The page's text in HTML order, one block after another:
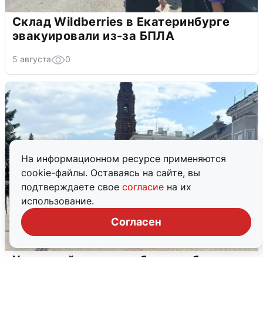
На информационном ресурсе применяются
cookie-файлы. Оставаясь на сайте, вы
подтверждаете свое согласие на их
использование.
Согласен
Склад Wildberries в Екатеринбурге
эвакуировали из-за БПЛА
5 августа 0
У соседей пожар и сбои: что было при